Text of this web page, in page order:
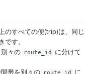
のすべての便(trip)は、同じ
です。
々の
route_id
に分けて
帯を別々の
に